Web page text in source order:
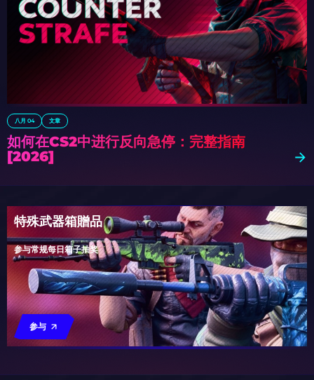
八月 04 文章
如何在CS2中进行反向急停：完整指南
[2026]
特殊武器箱贈品
参与常规每日箱子抽奖
参与